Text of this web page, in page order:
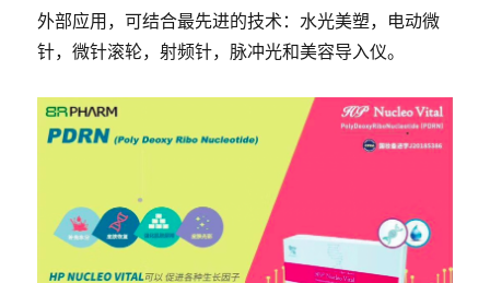
外部应用，可结合最先进的技术：水光美塑，电动微
针，微针滚轮，射频针，脉冲光和美容导入仪。